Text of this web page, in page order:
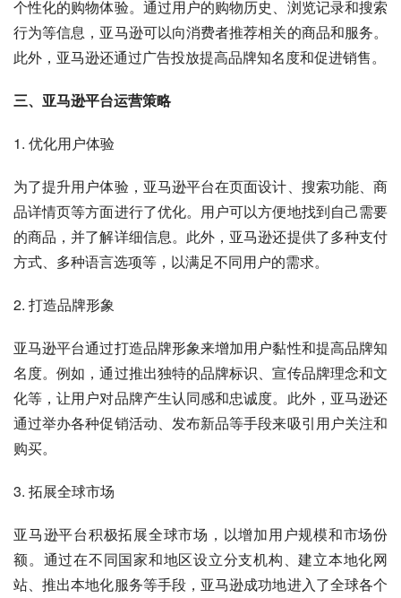
个性化的购物体验。通过用户的购物历史、浏览记录和搜索
行为等信息，亚马逊可以向消费者推荐相关的商品和服务。
此外，亚马逊还通过广告投放提高品牌知名度和促进销售。
三、亚马逊平台运营策略
1. 优化用户体验
为了提升用户体验，亚马逊平台在页面设计、搜索功能、商
品详情页等方面进行了优化。用户可以方便地找到自己需要
的商品，并了解详细信息。此外，亚马逊还提供了多种支付
方式、多种语言选项等，以满足不同用户的需求。
2. 打造品牌形象
亚马逊平台通过打造品牌形象来增加用户黏性和提高品牌知
名度。例如，通过推出独特的品牌标识、宣传品牌理念和文
化等，让用户对品牌产生认同感和忠诚度。此外，亚马逊还
通过举办各种促销活动、发布新品等手段来吸引用户关注和
购买。
3. 拓展全球市场
亚马逊平台积极拓展全球市场，以增加用户规模和市场份
额。通过在不同国家和地区设立分支机构、建立本地化网
站、推出本地化服务等手段，亚马逊成功地进入了全球各个